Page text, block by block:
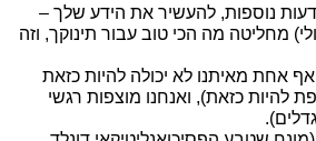
נוספות, להעשיר את הידע שלך –
מחליטה מה הכי טוב עבור תינוקך, וזה
אחת מאיתנו לא יכולה להיות כזאת
להיות כזאת), ואנחנו מוצפות רגשי